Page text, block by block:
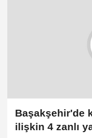
Başakşehir'de
ilişkin 4 zanlı